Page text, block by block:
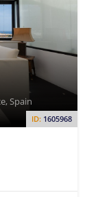
ID: 1605968
Spain